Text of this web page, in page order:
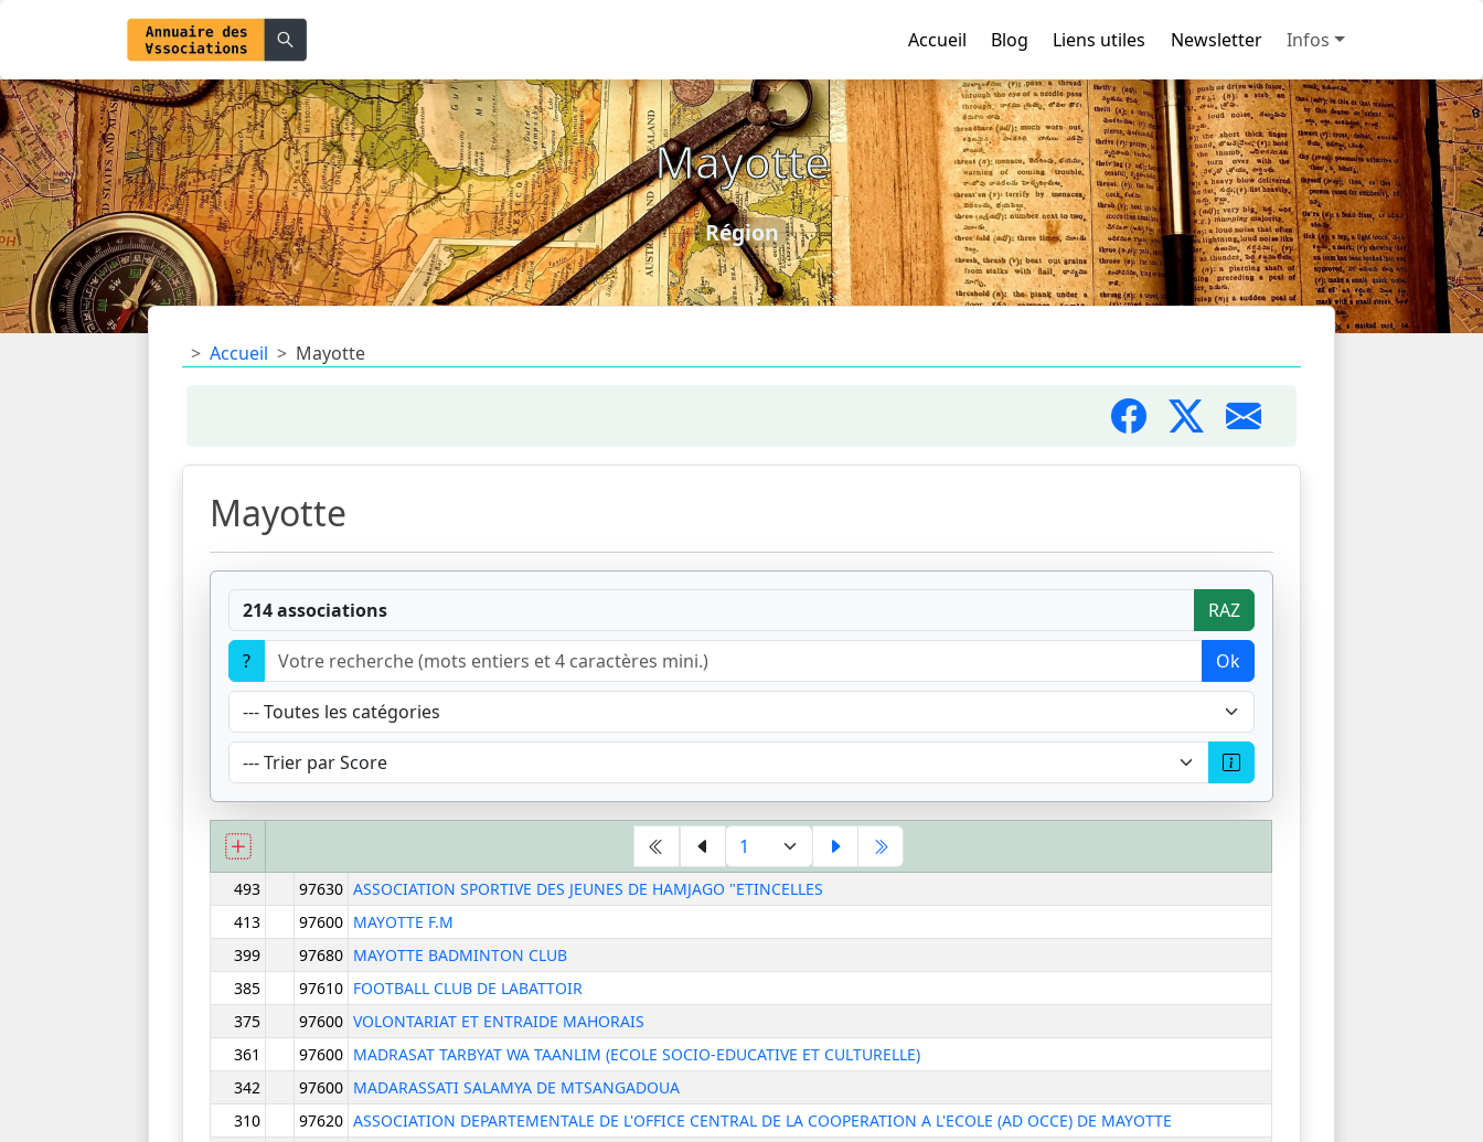
Accueil Blog Liens utiles Newsletter Infos
Mayotte
Région
Accueil Mayotte
Mayotte
214 associations RAZ
? Ok
493 97630 ASSOCIATION SPORTIVE DES JEUNES DE HAMJAGO "ETINCELLES
413
97600 MAYOTTE F.M
399
97680 MAYOTTE BADMINTON CLUB
385
97610 FOOTBALL CLUB DE LABATTOIR
375
97600 VOLONTARIAT ET ENTRAIDE MAHORAIS
361
97600 MADRASAT TARBYAT WA TAANLIM (ECOLE SOCIO-EDUCATIVE ET CULTURELLE)
342
97600 MADARASSATI SALAMYA DE MTSANGADOUA
310
97620 ASSOCIATION DEPARTEMENTALE DE L'OFFICE CENTRAL DE LA COOPERATION A L'ECOLE (AD OCCE) DE MAYOTTE